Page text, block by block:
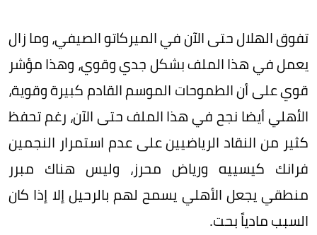
تفوق الهلال حتى الآن في الميركاتو الصيفي، وما زال
يعمل في هذا الملف بشكل جدي وقوي، وهذا مؤشر
قوي على أن الطموحات الموسم القادم كبيرة وقوية،
الأهلي أيضا نجح في هذا الملف حتى الآن، رغم تحفظ
كثير من النقاد الرياضيين على عدم استمرار النجمين
فرانك كيسييه ورياض محرز، وليس هناك مبرر
منطقي يجعل الأهلي يسمح لهم بالرحيل إلا إذا كان
السبب مادياً بحت.